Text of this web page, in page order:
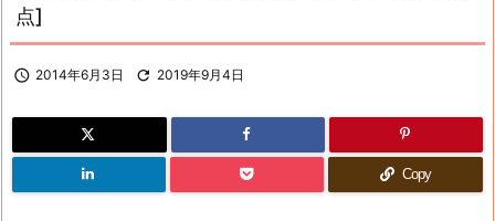

点]
 2014年6月3日  2019年9月4日
Copy